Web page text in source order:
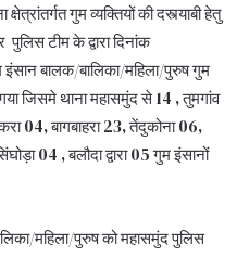
गुम व्यक्तियों की दस्त्याबी हेतु
टीम के द्वारा दिनांक
बालक/बालिका/महिला/पुरुष गुम
जिसमे थाना महासमुंद से 14 , तुमगांव
04, बागबाहरा 23, तेंदुकोना 06,
04 , बलौदा द्वारा 05 गुम इंसानों
महिला/पुरुष को महासमुंद पुलिस